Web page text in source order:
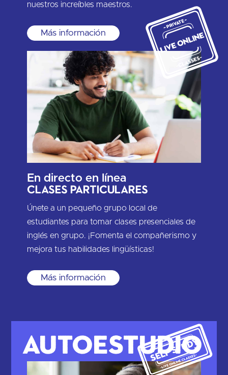
nuestros increíbles maestros.
Más información
En directo en línea
Clases particulares
Únete a un pequeño grupo local de
estudiantes para tomar clases presenciales de
inglés en grupo. ¡Fomenta el compañerismo y
mejora tus habilidades lingüísticas!
Más información
Autoestudio